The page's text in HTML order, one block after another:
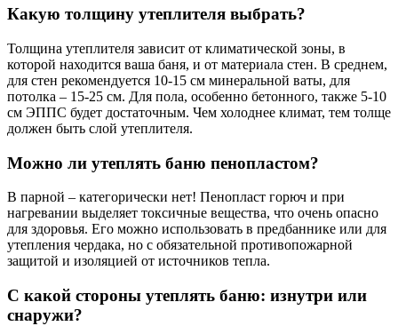
Какую толщину утеплителя выбрать?
Толщина утеплителя зависит от климатической зоны, в
которой находится ваша баня, и от материала стен. В среднем,
для стен рекомендуется 10-15 см минеральной ваты, для
потолка – 15-25 см. Для пола, особенно бетонного, также 5-10
см ЭППС будет достаточным. Чем холоднее климат, тем толще
должен быть слой утеплителя.
Можно ли утеплять баню пенопластом?
В парной – категорически нет! Пенопласт горюч и при
нагревании выделяет токсичные вещества, что очень опасно
для здоровья. Его можно использовать в предбаннике или для
утепления чердака, но с обязательной противопожарной
защитой и изоляцией от источников тепла.
С какой стороны утеплять баню: изнутри или
снаружи?